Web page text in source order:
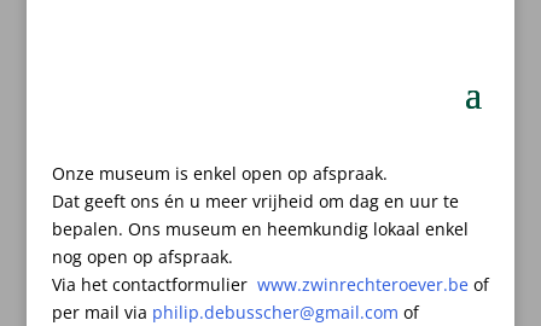
Onze museum is enkel open op afspraak.
Dat geeft ons én u meer vrijheid om dag en uur te
bepalen. Ons museum en heemkundig lokaal enkel
nog open op afspraak.
Via het contactformulier www.zwinrechteroever.be of
per mail via philip.debusscher@gmail.com of